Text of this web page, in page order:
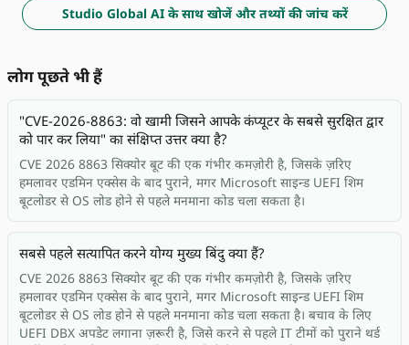
Studio Global AI के साथ खोजें और तथ्यों की जांच करें
लोग पूछते भी हैं
"CVE-2026-8863: वो खामी जिसने आपके कंप्यूटर के सबसे सुरक्षित द्वार
को पार कर लिया" का संक्षिप्त उत्तर क्या है?
CVE 2026 8863 सिक्योर बूट की एक गंभीर कमज़ोरी है, जिसके ज़रिए
हमलावर एडमिन एक्सेस के बाद पुराने, मगर Microsoft साइन्ड UEFI शिम
बूटलोडर से OS लोड होने से पहले मनमाना कोड चला सकता है।
सबसे पहले सत्यापित करने योग्य मुख्य बिंदु क्या हैं?
CVE 2026 8863 सिक्योर बूट की एक गंभीर कमज़ोरी है, जिसके ज़रिए
हमलावर एडमिन एक्सेस के बाद पुराने, मगर Microsoft साइन्ड UEFI शिम
बूटलोडर से OS लोड होने से पहले मनमाना कोड चला सकता है। बचाव के लिए
UEFI DBX अपडेट लगाना ज़रूरी है, जिसे करने से पहले IT टीमों को पुराने थर्ड